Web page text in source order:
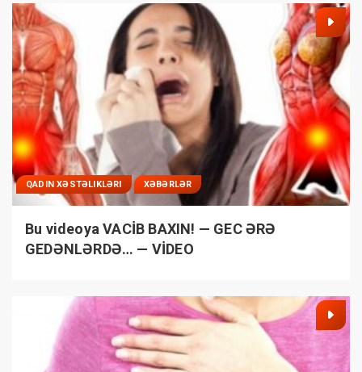
QADIN XƏSTƏLIKLƏRI XƏBƏRLƏR
Bu videoya VACİB BAXIN! — GEC ƏRƏ
GEDƏNLƏRDƏ… — VİDEO